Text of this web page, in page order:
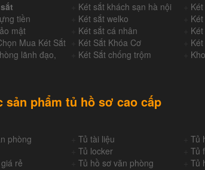
Két sắt khách sạn hà nội
tiền Két sắt welko
mật Két sắt cá nhân
Mua Két Sắt Két Sắt Khóa Cơ
lãnh đạo,
Két Sắt chống trộm
sản phẩm tủ hồ sơ cao cấp
phòng Tủ tài liệu +Tủ
Tủ locker +Tủ
rẻ Tủ hồ sơ văn phòng +Tủ